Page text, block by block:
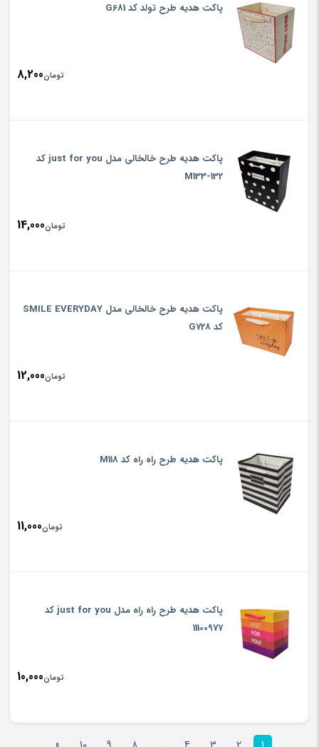
پاکت هدیه طرح تولد کد G681
تومان8,200
پاکت هدیه طرح خالخالی مدل just for you کد
M133-132
تومان14,000
پاکت هدیه طرح خالخالی مدل SMILE EVERYDAY
کد G728
تومان12,000
پاکت هدیه طرح راه راه کد M118
تومان11,000
پاکت هدیه طرح راه راه مدل just for you کد
11100977
تومان10,000